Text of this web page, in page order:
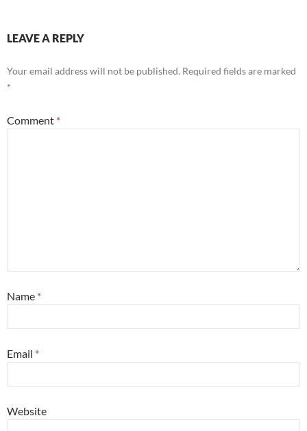
LEAVE A REPLY
Your email address will not be published. Required fields are marked
*
Comment *
Name *
Email *
Website